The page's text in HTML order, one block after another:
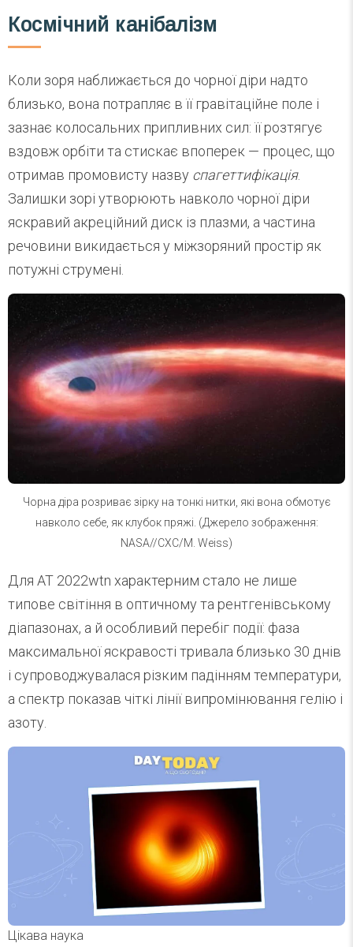
Космічний канібалізм
Коли зоря наближається до чорної діри надто
близько, вона потрапляє в її гравітаційне поле і
зазнає колосальних припливних сил: її розтягує
вздовж орбіти та стискає впоперек — процес, що
отримав промовисту назву спагеттифікація.
Залишки зорі утворюють навколо чорної діри
яскравий акреційний диск із плазми, а частина
речовини викидається у міжзоряний простір як
потужні струмені.
Чорна діра розриває зірку на тонкі нитки, які вона обмотує
навколо себе, як клубок пряжі. (Джерело зображення:
NASA//CXC/M. Weiss)
Для AT 2022wtn характерним стало не лише
типове світіння в оптичному та рентгенівському
діапазонах, а й особливий перебіг події: фаза
максимальної яскравості тривала близько 30 днів
і супроводжувалася різким падінням температури,
а спектр показав чіткі лінії випромінювання гелію і
азоту.
Цікава наука